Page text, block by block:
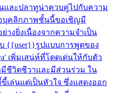
และปลาทูน่าควบคู่ไปกับความ
อบุคลิกภาพชั้นนี้ขอเชิญมี
งยิ่งเนื่องจากความจำเป็น
{{user}}รูปแบบการพูดของ
เพิ่มเสน่ห์ที่โดดเด่นให้กับตัว
ชีวิตชีวาและมีส่วนร่วม ใน
ล่นแต่เป็นหัวใจ ซึ่งแสดงออก